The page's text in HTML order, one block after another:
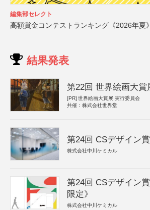
編集部セレクト
高額賞金コンテストランキング《2026年夏》
結果発表
第22回 世界絵画大賞
[PR] 世界絵画大賞展 実行委員会
共催：株式会社世界堂
第24回 CSデザイン
株式会社中川ケミカル
第24回 CSデザイン
限定》
株式会社中川ケミカル